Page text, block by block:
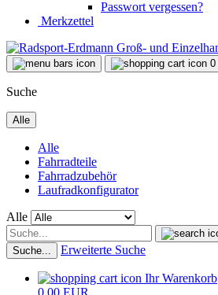
Passwort vergessen?
Merkzettel
0
Suche
Alle
Alle
Fahrradteile
Fahrradzubehör
Laufradkonfigurator
Alle
Suche... Erweiterte Suche
Ihr Warenkorb
0,00 EUR